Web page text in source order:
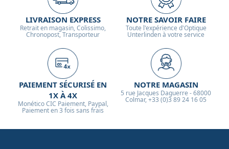
LIVRAISON EXPRESS
Retrait en magasin, Colissimo,
Chronopost, Transporteur
NOTRE SAVOIR FAIRE
Toute l'expérience d'Optique
Unterlinden à votre service
PAIEMENT SÉCURISÉ EN
1X À 4X
Monético CIC Paiement, Paypal,
Paiement en 3 fois sans frais
NOTRE MAGASIN
5 rue Jacques Daguerre - 68000
Colmar, +33 (0)3 89 24 16 05